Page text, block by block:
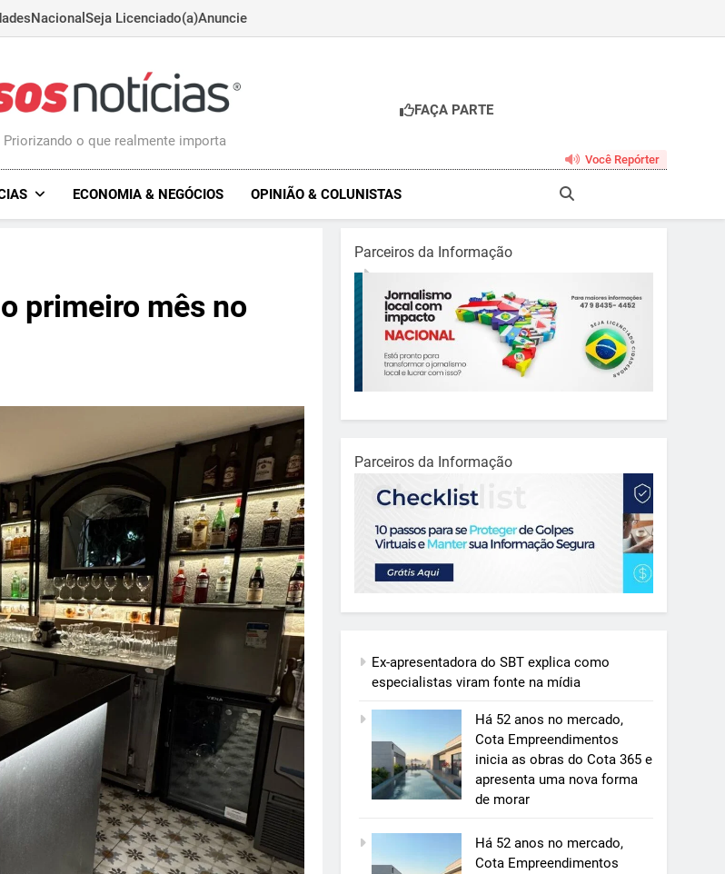
Nacional Seja Licenciado(a)Anuncie
Sosnoticias.com.br
Priorizando o que realmente importa
FAÇA PARTE
Você Repórter
ECONOMIA & NEGÓCIOS OPINIÃO & COLUNISTAS
primeiro mês no
Parceiros da Informação
Parceiros da Informação
Ex-apresentadora do SBT explica como
especialistas viram fonte na mídia
Há 52 anos no mercado,
Cota Empreendimentos
inicia as obras do Cota 365 e
apresenta uma nova forma
de morar
Há 52 anos no mercado,
Cota Empreendimentos